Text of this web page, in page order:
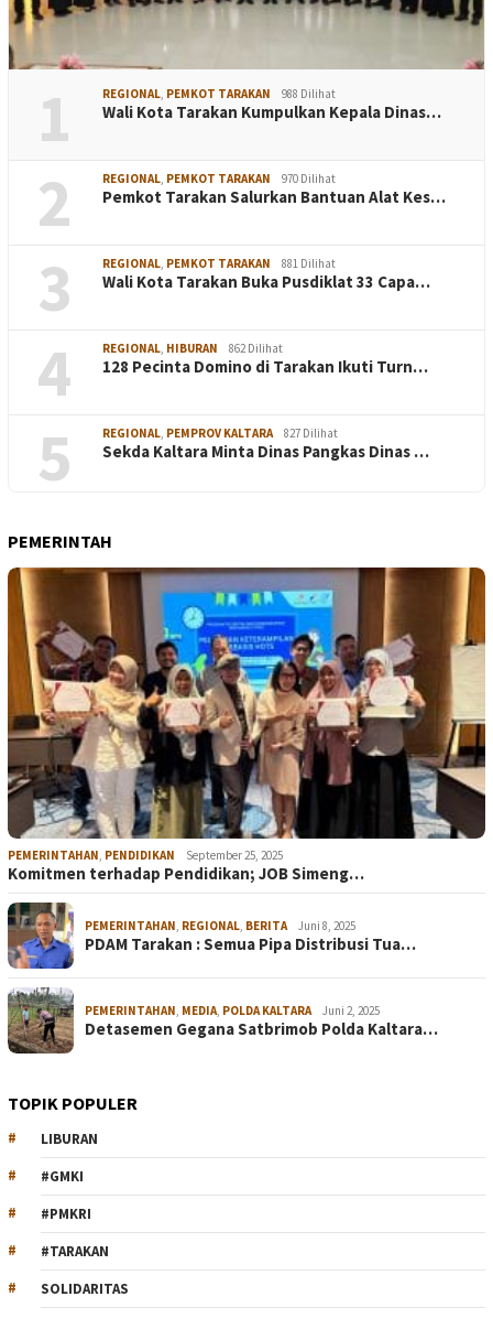
1 REGIONAL, PEMKOT TARAKAN 988 Dilihat
Wali Kota Tarakan Kumpulkan Kepala Dinas…
2 REGIONAL, PEMKOT TARAKAN 970 Dilihat
Pemkot Tarakan Salurkan Bantuan Alat Kes…
3 REGIONAL, PEMKOT TARAKAN 881 Dilihat
Wali Kota Tarakan Buka Pusdiklat 33 Capa…
4 REGIONAL, HIBURAN 862 Dilihat
128 Pecinta Domino di Tarakan Ikuti Turn…
5 REGIONAL, PEMPROV KALTARA 827 Dilihat
Sekda Kaltara Minta Dinas Pangkas Dinas …
PEMERINTAH
PEMERINTAHAN, PENDIDIKAN September 25, 2025
Komitmen terhadap Pendidikan; JOB Simeng…
PEMERINTAHAN, REGIONAL, BERITA Juni 8, 2025
PDAM Tarakan : Semua Pipa Distribusi Tua…
PEMERINTAHAN, MEDIA, POLDA KALTARA Juni 2, 2025
Detasemen Gegana Satbrimob Polda Kaltara…
TOPIK POPULER
LIBURAN
#GMKI
#PMKRI
#TARAKAN
SOLIDARITAS